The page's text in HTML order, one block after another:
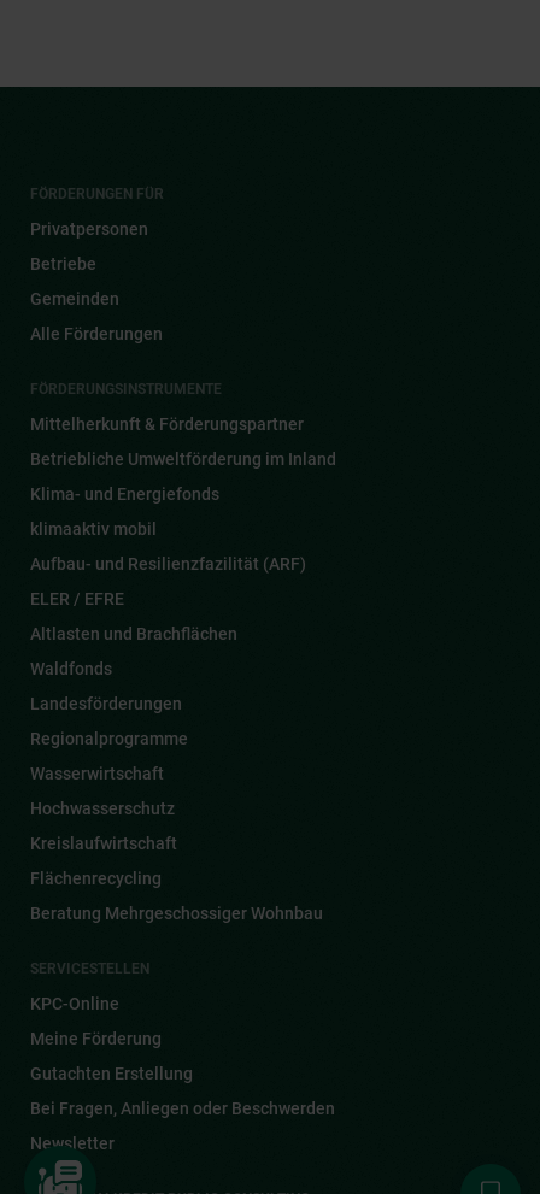
FÖRDERUNGEN FÜR
Privatpersonen
Betriebe
Gemeinden
Alle Förderungen
FÖRDERUNGSINSTRUMENTE
Mittelherkunft & Förderungspartner
Betriebliche Umweltförderung im Inland
Klima- und Energiefonds
klimaaktiv mobil
Aufbau- und Resilienzfazilität (ARF)
ELER / EFRE
Altlasten und Brachflächen
Waldfonds
Landesförderungen
Regionalprogramme
Wasserwirtschaft
Hochwasserschutz
Kreislaufwirtschaft
Flächenrecycling
Beratung Mehrgeschossiger Wohnbau
SERVICESTELLEN
KPC-Online
Meine Förderung
Gutachten Erstellung
Bei Fragen, Anliegen oder Beschwerden
Newsletter